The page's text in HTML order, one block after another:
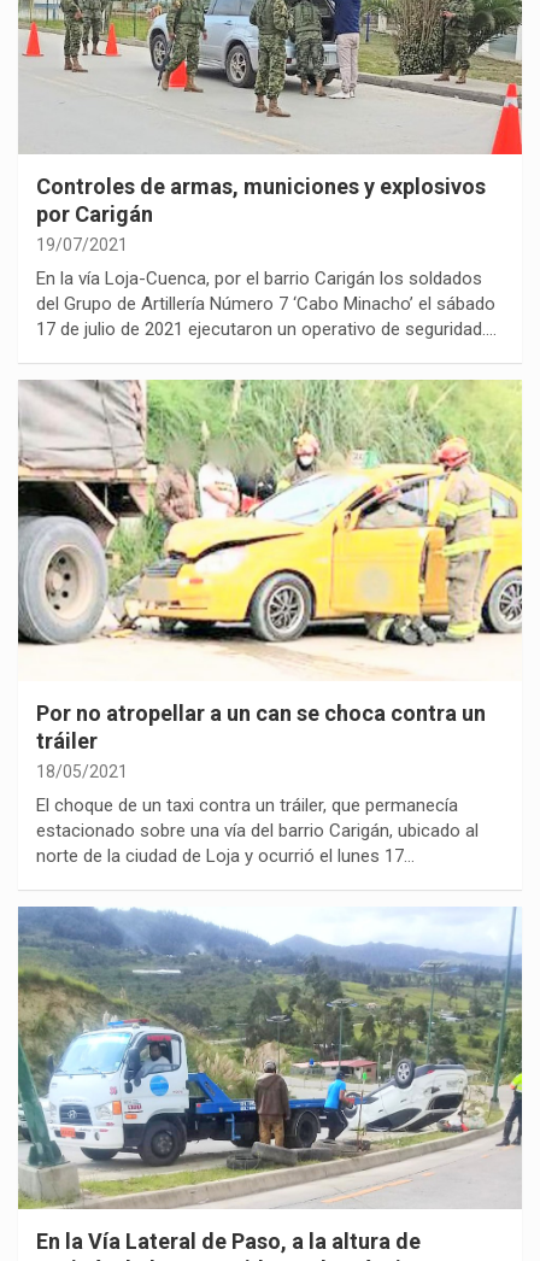
Controles de armas, municiones y explosivos
por Carigán
19/07/2021
En la vía Loja-Cuenca, por el barrio Carigán los soldados
del Grupo de Artillería Número 7 ‘Cabo Minacho’ el sábado
17 de julio de 2021 ejecutaron un operativo de seguridad.…
Por no atropellar a un can se choca contra un
tráiler
18/05/2021
El choque de un taxi contra un tráiler, que permanecía
estacionado sobre una vía del barrio Carigán, ubicado al
norte de la ciudad de Loja y ocurrió el lunes 17…
En la Vía Lateral de Paso, a la altura de